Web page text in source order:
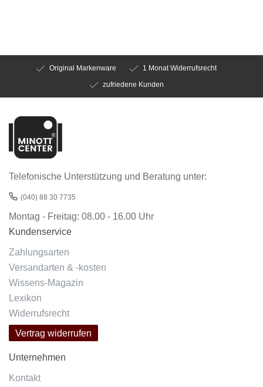
Original Markenware
1 Monat Widerrufsrecht
zufriedene Kunden
Telefonische Unterstützung und Beratung unter:
(040) 88 30 7735
Montag - Freitag: 08.00 - 16.00 Uhr
Kundenservice
Zahlungsarten
Versandarten & -kosten
Wissens-Magazin
Lexikon
Widerrufsrecht
Vertrag widerrufen
Unternehmen
Kontakt